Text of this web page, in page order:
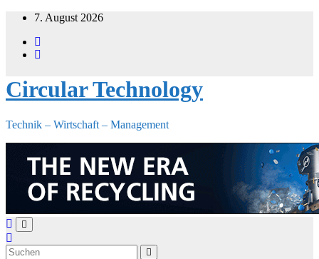
Zum
springen
7. August 2026
Circular Technology
Technik – Wirtschaft – Management